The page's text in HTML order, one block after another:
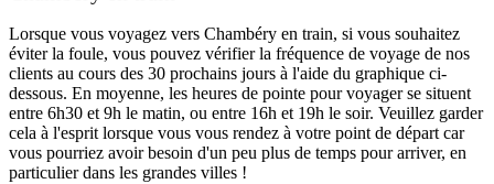
Lorsque vous voyagez vers Chambéry en train, si vous souhaitez
éviter la foule, vous pouvez vérifier la fréquence de voyage de nos
clients au cours des 30 prochains jours à l'aide du graphique ci-
dessous. En moyenne, les heures de pointe pour voyager se situent
entre 6h30 et 9h le matin, ou entre 16h et 19h le soir. Veuillez garder
cela à l'esprit lorsque vous vous rendez à votre point de départ car
vous pourriez avoir besoin d'un peu plus de temps pour arriver, en
particulier dans les grandes villes !